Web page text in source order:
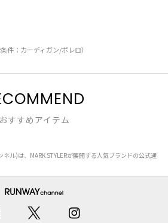
条件：カーディガン/ボレロ）
おすすめアイテム
ル)は、MARK STYLERが展開する人気ブランドの公式通